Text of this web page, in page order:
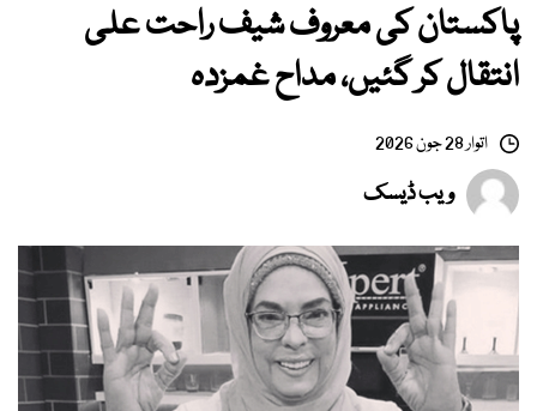
پاکستان کی معروف شیف راحت علی
انتقال کر گئیں، مداح غمزدہ
اتوار 28 جون 2026
ویب ڈیسک